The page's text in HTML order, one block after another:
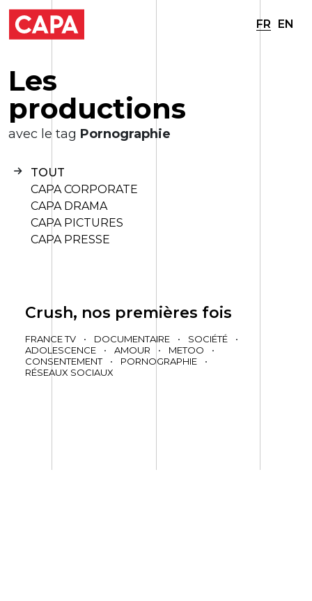
FR EN
Les
productions
avec le tag Pornographie
TOUT
CAPA CORPORATE
CAPA DRAMA
CAPA PICTURES
CAPA PRESSE
Crush, nos premières fois
FRANCE TV • DOCUMENTAIRE • SOCIÉTÉ
•
ADOLESCENCE
• AMOUR • METOO
•
CONSENTEMENT
• PORNOGRAPHIE
•
RÉSEAUX SOCIAUX